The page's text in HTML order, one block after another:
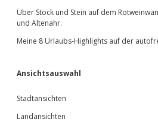
Über Stock und Stein auf dem
und Altenahr.
Meine 8 Urlaubs-Highlights auf der
Ansichtsauswahl
Stadtansichten
Landansichten